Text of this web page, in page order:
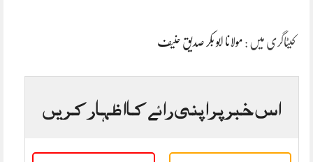
کیٹاگری میں : مولانا ابو بکر صدیق حنیف
اس خبر پر اپنی رائے کا اظہار کریں